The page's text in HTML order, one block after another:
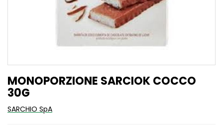
MONOPORZIONE SARCIOK COCCO
30G
SARCHIO SpA